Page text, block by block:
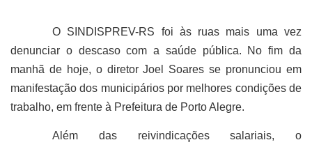
O SINDISPREV-RS foi às ruas mais uma vez
denunciar o descaso com a saúde pública. No fim da
manhã de hoje, o diretor Joel Soares se pronunciou em
manifestação dos municipários por melhores condições de
trabalho, em frente à Prefeitura de Porto Alegre.
Além das reivindicações salariais, o